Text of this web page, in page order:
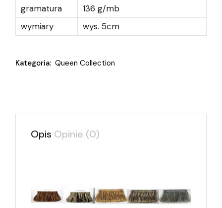
gramatura
136 g/mb
wymiary
wys. 5cm
Kategoria: Queen Collection
Opis Opinie (0)